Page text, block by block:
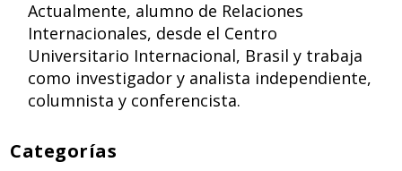
Actualmente, alumno de Relaciones
Internacionales, desde el Centro
Universitario Internacional, Brasil y trabaja
como investigador y analista independiente,
columnista y conferencista.
Categorías